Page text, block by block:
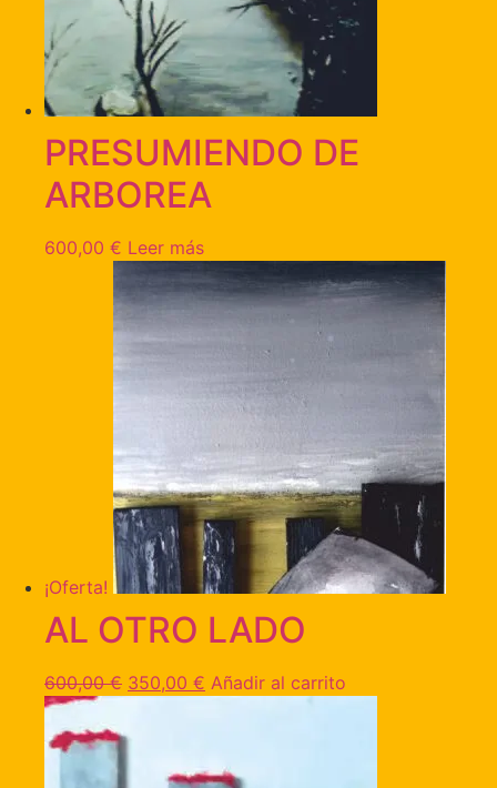
PRESUMIENDO DE
ARBOREA
600,00 € Leer más
¡Oferta!
AL OTRO LADO
600,00€ 350,00 € Añadir al carrito